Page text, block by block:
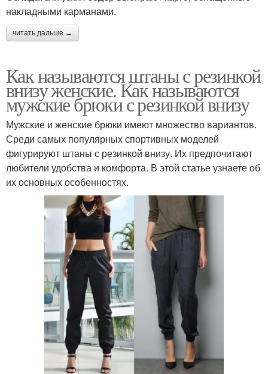
накладными карманами.
читать дальше →
Как называются штаны с резинкой
внизу женские. Как называются
мужские брюки с резинкой внизу
Мужские и женские брюки имеют множество вариантов.
Среди самых популярных спортивных моделей
фигурируют штаны с резинкой внизу. Их предпочитают
любители удобства и комфорта. В этой статье узнаете об
их основных особенностях.